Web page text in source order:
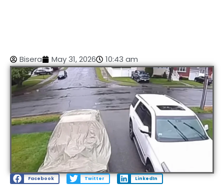
Bisera May 31, 2026 10:43 am
Facebook Twitter LinkedIn